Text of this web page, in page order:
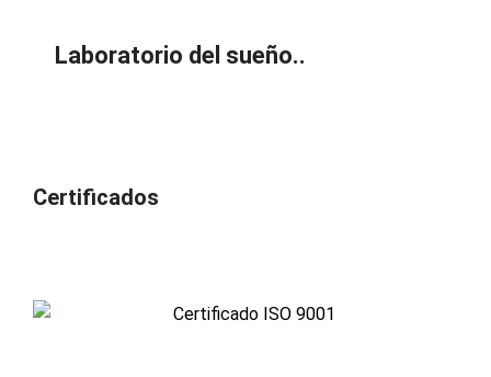
Laboratorio del sueño..
Certificados